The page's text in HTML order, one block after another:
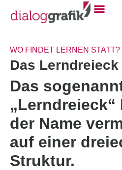
WO FINDET LERNEN STATT?
Das Lerndreieck
Das
der Name
auf einer
Struktur.